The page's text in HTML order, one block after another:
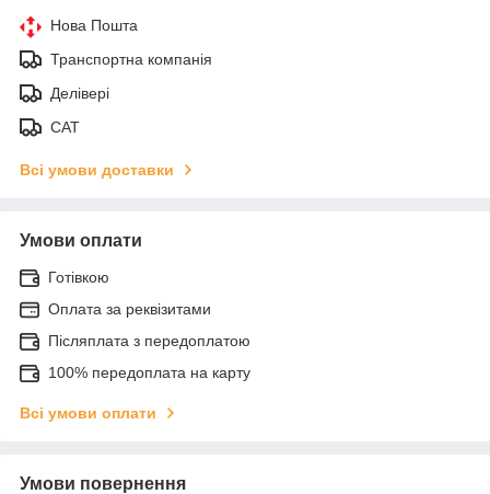
Нова Пошта
Транспортна компанія
Делівері
САТ
Всі умови доставки
Умови оплати
Готівкою
Оплата за реквізитами
Післяплата з передоплатою
100% передоплата на карту
Всі умови оплати
Умови повернення